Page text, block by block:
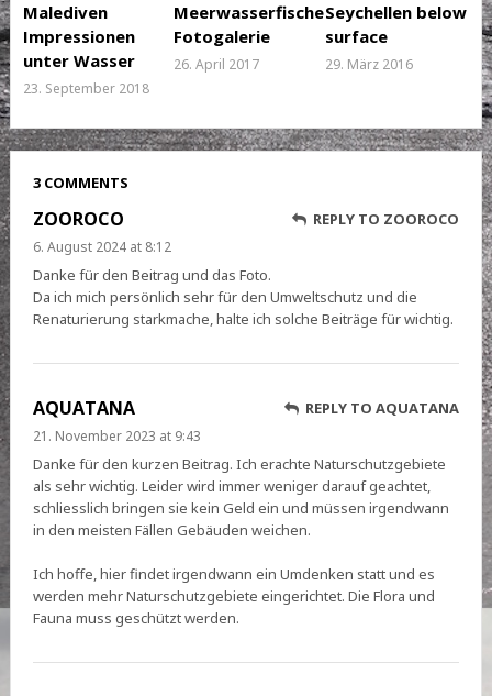
Malediven
Impressionen
unter Wasser
23. September 2018
Meerwasserfische
Fotogalerie
26. April 2017
Seychellen below
surface
29. März 2016
3 COMMENTS
ZOOROCO REPLY TO ZOOROCO
6. August 2024 at 8:12
Danke für den Beitrag und das Foto.
Da ich mich persönlich sehr für den Umweltschutz und die
Renaturierung starkmache, halte ich solche Beiträge für wichtig.
AQUATANA REPLY TO AQUATANA
21. November 2023 at 9:43
Danke für den kurzen Beitrag. Ich erachte Naturschutzgebiete
als sehr wichtig. Leider wird immer weniger darauf geachtet,
schliesslich bringen sie kein Geld ein und müssen irgendwann
in den meisten Fällen Gebäuden weichen.
Ich hoffe, hier findet irgendwann ein Umdenken statt und es
werden mehr Naturschutzgebiete eingerichtet. Die Flora und
Fauna muss geschützt werden.